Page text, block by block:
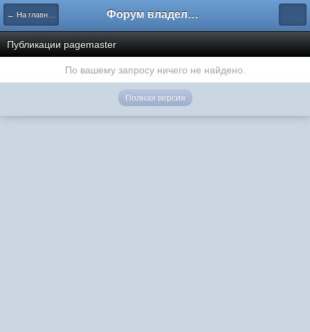
← На главную Форум владельцев интернет-магазинов
Публикации pagemaster
По вашему запросу ничего не найдено.
Полная версия